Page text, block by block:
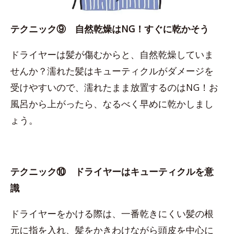
テクニック⑨ 自然乾燥はNG！すぐに乾かそう
ドライヤーは髪が傷むからと、自然乾燥していま
せんか？濡れた髪はキューティクルがダメージを
受けやすいので、濡れたまま放置するのはNG！お
風呂から上がったら、なるべく早めに乾かしまし
ょう。
テクニック⑩ ドライヤーはキューティクルを意
識
ドライヤーをかける際は、一番乾きにくい髪の根
元に指を入れ、髪をかきわけながら頭皮を中心に